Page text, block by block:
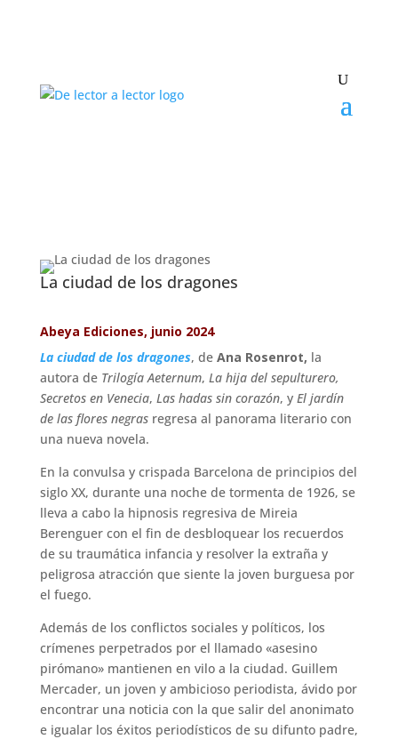
La ciudad de los dragones
Abeya Ediciones, junio 2024
La ciudad de los dragones, de Ana Rosenrot, la
autora de Trilogía Aeternum, La hija del sepulturero,
Secretos en Venecia, Las hadas sin corazón, y El jardín
de las flores negrasregresa al panorama literario
con una nueva novela.
En la convulsa y crispada Barcelona de principios
del siglo XX, durante una noche de tormenta de
1926, se lleva a cabo la hipnosis regresiva de
Mireia Berenguer con el fin de desbloquear los
recuerdos de su traumática infancia y resolver la
extraña y peligrosa atracción que siente la joven
burguesa por el fuego.
Además de los conflictos sociales y políticos, los
crímenes perpetrados por el llamado «asesino
pirómano» mantienen en vilo a la ciudad. Guillem
Mercader, un joven y ambicioso periodista, ávido
por encontrar una noticia con la que salir del
anonimato e igualar los éxitos periodísticos de su
Únete a nuestra comunidad de amantes
de la literatura y recibe las últimas
noticias y reseñas directamente en tu
Nombre*
Email*
Por favor, acepta los
condiciones de privacidad